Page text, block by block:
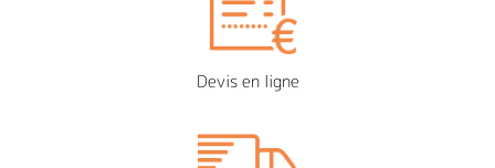
Devis en ligne